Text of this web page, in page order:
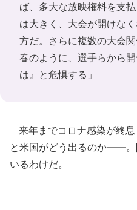
ば、多大な放映権料を支
は大きく、大会が開けな
方だ。さらに複数の大会
春のように、選手らから
は』と危惧する」
来年までコロナ感染が終
と米国がどう出るのか――。
いるわけだ。